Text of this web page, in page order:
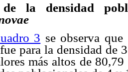
de la densidad
3 se observa
para la densidad
más altos de